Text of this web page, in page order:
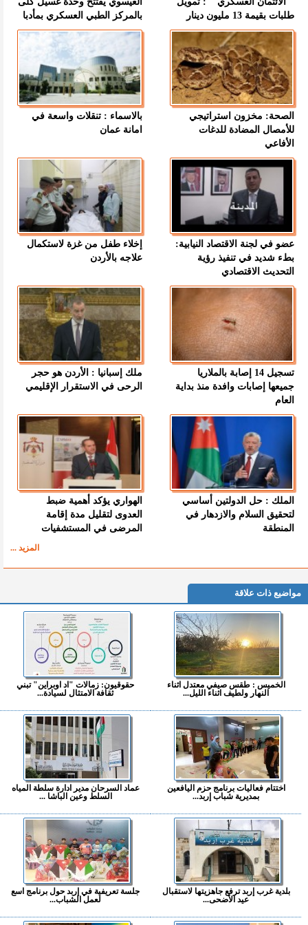
طلبات بقيمة 13 مليون دينار
بالمركز الطبي العسكري بمأدبا
الصحة: مخزون استراتيجي
للأمصال المضادة للدغات
الأفاعي
بالاسماء : تنقلات واسعة في
امانة عمان
عضو في لجنة الاقتصاد النيابية:
بطء شديد في تنفيذ رؤية
التحديث الاقتصادي
إخلاء طفل من غزة لاستكمال
علاجه بالأردن
تسجيل 14 إصابة بالملاريا
جميعها إصابات وافدة منذ بداية
العام
ملك إسبانيا : الأردن هو حجر
الرحى في الاستقرار الإقليمي
الملك : حل الدولتين أساسي
لتحقيق السلام والازدهار في
المنطقة
الهواري يؤكد أهمية ضبط
العدوى لتقليل مدة إقامة
المرضى في المستشفيات
المزيد ...
مواضيع ذات علاقة
الخميس : طقس صيفي معتدل اثناء
النهار ولطيف اثناء الليل...
حقوقيون: زمالات "اد اوبراين" تبني
ثقافة الامتثال لسيادة...
اختتام فعاليات برنامج حزم اليافعين
بمديرية شباب إربد...
عماد السرحان مدير ادارة سلطة المياه
السلط وعين الباشا ...
بلدية غرب إربد ترفع جاهزيتها لاستقبال
عيد الأضحى...
جلسة تعريفية في إربد حول برنامج اسع
لعمل الشباب...